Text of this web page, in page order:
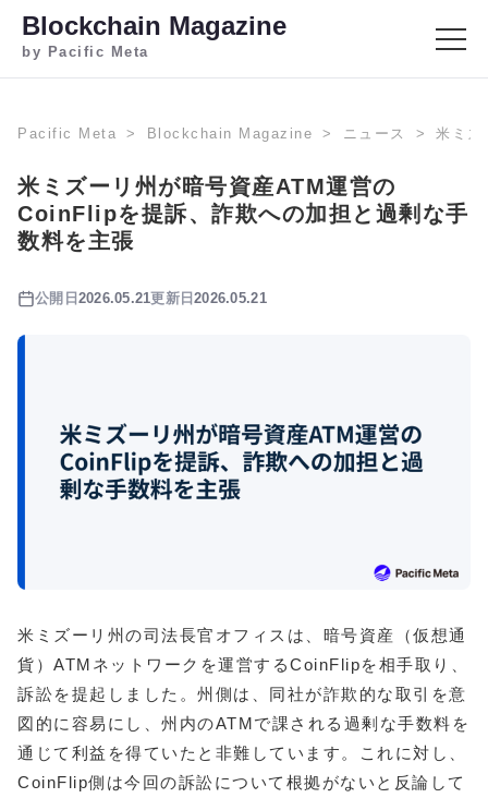
Blockchain Magazine
by Pacific Meta
Pacific Meta Blockchain Magazine ニュース 米ミズ
米ミズーリ州が暗号資産ATM運営の
CoinFlipを提訴、詐欺への加担と過剰な手
数料を主張
公開日 2026.05.21更新日2026.05.21
米ミズーリ州の司法長官オフィスは、暗号資産（仮想通
貨）ATMネットワークを運営するCoinFlipを相手取り、
訴訟を提起しました。州側は、同社が詐欺的な取引を意
図的に容易にし、州内のATMで課される過剰な手数料を
通じて利益を得ていたと非難しています。これに対し、
CoinFlip側は今回の訴訟について根拠がないと反論して